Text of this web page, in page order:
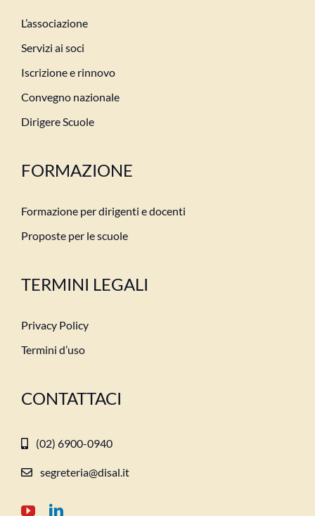
L’associazione
Servizi ai soci
Iscrizione e rinnovo
Convegno nazionale
Dirigere Scuole
FORMAZIONE
Formazione per dirigenti e docenti
Proposte per le scuole
TERMINI LEGALI
Privacy Policy
Termini d’uso
CONTATTACI
(02) 6900-0940
segreteria@disal.it